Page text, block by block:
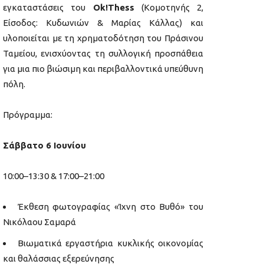
εγκαταστάσεις του Οk!Thess (Κομοτηνής 2,
Είσοδος: Κυδωνιών & Μαρίας Κάλλας) και
υλοποιείται με τη χρηματοδότηση του Πράσινου
Ταμείου, ενισχύοντας τη συλλογική προσπάθεια
για μια πιο βιώσιμη και περιβαλλοντικά υπεύθυνη
πόλη.
Πρόγραμμα:
Σάββατο 6 Ιουνίου
10:00–13:30 & 17:00–21:00
Έκθεση φωτογραφίας «Ίχνη στο Βυθό» του
Νικόλαου Σαμαρά
Βιωματικά εργαστήρια κυκλικής οικονομίας
και θαλάσσιας εξερεύνησης